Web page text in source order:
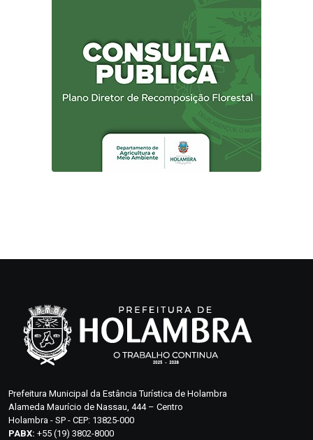
Prefeitura Municipal da Estância Turística de Holambra
Alameda Maurício de Nassau, 444 – Centro
Holambra - SP - CEP: 13825-000
PABX: +55 (19) 3802-8000